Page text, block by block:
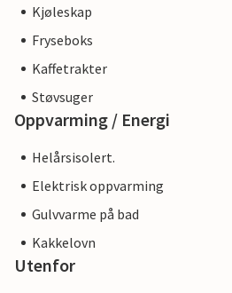
Kjøleskap
Fryseboks
Kaffetrakter
Støvsuger
Oppvarming / Energi
Helårsisolert.
Elektrisk oppvarming
Gulvvarme på bad
Kakkelovn
Utenfor